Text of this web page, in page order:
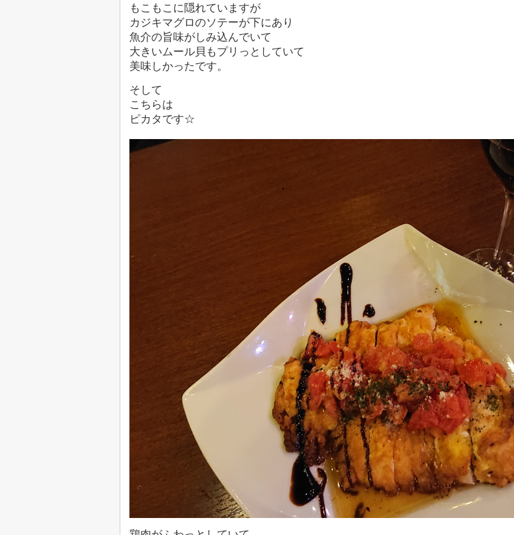
もこもこに隠れていますが
カジキマグロのソテーが下にあり
魚介の旨味がしみ込んでいて
大きいムール貝もプリっとしていて
美味しかったです。
そして
こちらは
ピカタです☆